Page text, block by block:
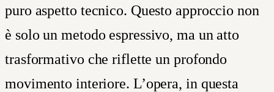
puro aspetto tecnico. Questo approccio non
è solo un metodo espressivo, ma un atto
trasformativo che riflette un profondo
movimento interiore. L’opera, in questa